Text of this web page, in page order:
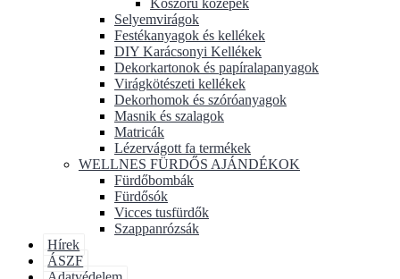
Koszorú közepek
Selyemvirágok
Festékanyagok és kellékek
DIY Karácsonyi Kellékek
Dekorkartonok és papíralapanyagok
Virágkötészeti kellékek
Dekorhomok és szóróanyagok
Masnik és szalagok
Matricák
Lézervágott fa termékek
WELLNES FÜRDŐS AJÁNDÉKOK
Fürdőbombák
Fürdősók
Vicces tusfürdők
Szappanrózsák
Hírek
ÁSZF